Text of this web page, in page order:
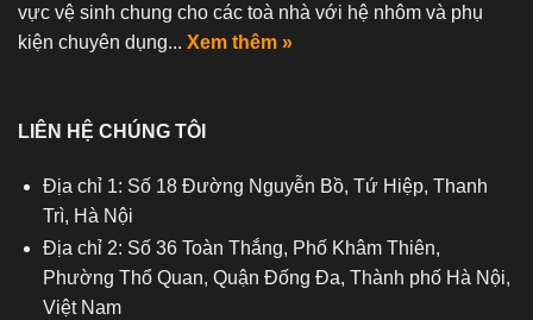
vực vệ sinh chung cho các toà nhà với hệ nhôm và phụ
kiện chuyên dụng... Xem thêm »
LIÊN HỆ CHÚNG TÔI
Địa chỉ 1: Số 18 Đường Nguyễn Bồ, Tứ Hiệp, Thanh
Trì, Hà Nội
Địa chỉ 2: Số 36 Toàn Thắng, Phố Khâm Thiên,
Phường Thổ Quan, Quận Đống Đa, Thành phố Hà Nội,
Việt Nam